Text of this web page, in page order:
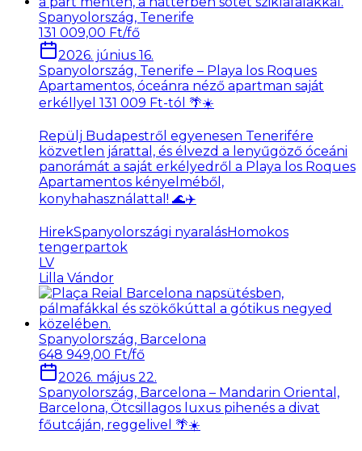
Spanyolország, Tenerife
131 009,00 Ft/fő
2026. június 16.
Spanyolország, Tenerife – Playa los Roques
Apartamentos, óceánra néző apartman saját
erkéllyel 131 009 Ft-tól 🌴☀️
Repülj Budapestről egyenesen Tenerifére
közvetlen járattal, és élvezd a lenyűgöző óceáni
panorámát a saját erkélyedről a Playa los Roques
Apartamentos kényelméből,
konyhahasználattal! 🌊✈️
HirekSpanyolországi nyaralásHomokos
tengerpartok
LV
Lilla Vándor
Spanyolország, Barcelona
648 949,00 Ft/fő
2026. május 22.
Spanyolország, Barcelona – Mandarin Oriental,
Barcelona, Ötcsillagos luxus pihenés a divat
főutcáján, reggelivel 🌴☀️